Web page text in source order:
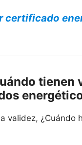
certificado
tienen
validez, ¿Cuándo